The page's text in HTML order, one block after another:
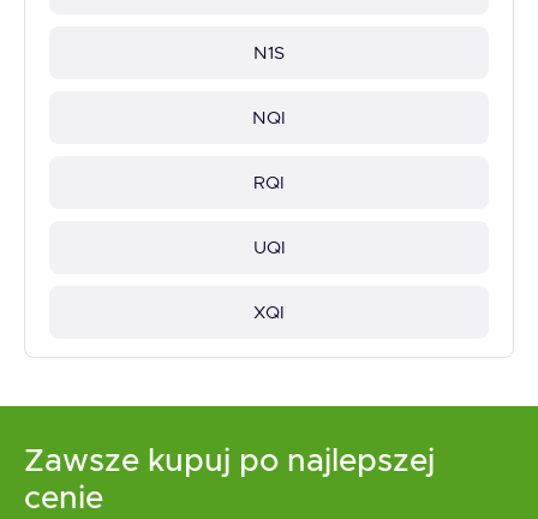
N1S
NQI
RQI
UQI
XQI
Zawsze kupuj po najlepszej
cenie